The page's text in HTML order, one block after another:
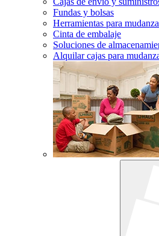
Fundas y bolsas
Herramientas para
Cinta de embalaje
Soluciones de
Alquilar cajas para